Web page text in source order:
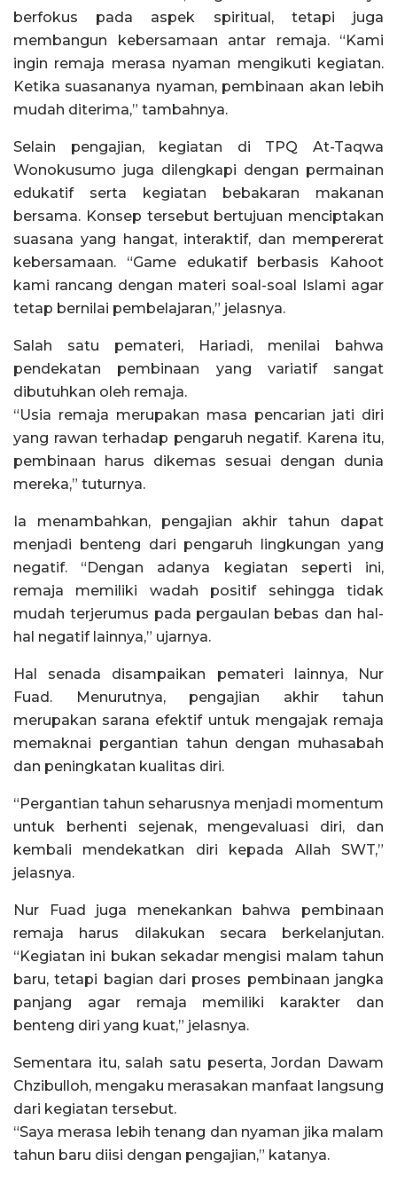
berfokus pada aspek spiritual, tetapi juga
membangun kebersamaan antar remaja. “Kami
ingin remaja merasa nyaman mengikuti kegiatan.
Ketika suasananya nyaman, pembinaan akan lebih
mudah diterima,” tambahnya.
Selain pengajian, kegiatan di TPQ At-Taqwa
Wonokusumo juga dilengkapi dengan permainan
edukatif serta kegiatan bebakaran makanan
bersama. Konsep tersebut bertujuan menciptakan
suasana yang hangat, interaktif, dan mempererat
kebersamaan. “Game edukatif berbasis Kahoot
kami rancang dengan materi soal-soal Islami agar
tetap bernilai pembelajaran,” jelasnya.
Salah satu pemateri, Hariadi, menilai bahwa
pendekatan pembinaan yang variatif sangat
dibutuhkan oleh remaja.
“Usia remaja merupakan masa pencarian jati diri
yang rawan terhadap pengaruh negatif. Karena itu,
pembinaan harus dikemas sesuai dengan dunia
mereka,” tuturnya.
Ia menambahkan, pengajian akhir tahun dapat
menjadi benteng dari pengaruh lingkungan yang
negatif. “Dengan adanya kegiatan seperti ini,
remaja memiliki wadah positif sehingga tidak
mudah terjerumus pada pergaulan bebas dan hal-
hal negatif lainnya,” ujarnya.
Hal senada disampaikan pemateri lainnya, Nur
Fuad. Menurutnya, pengajian akhir tahun
merupakan sarana efektif untuk mengajak remaja
memaknai pergantian tahun dengan muhasabah
dan peningkatan kualitas diri.
“Pergantian tahun seharusnya menjadi momentum
untuk berhenti sejenak, mengevaluasi diri, dan
kembali mendekatkan diri kepada Allah SWT,”
jelasnya.
Nur Fuad juga menekankan bahwa pembinaan
remaja harus dilakukan secara berkelanjutan.
“Kegiatan ini bukan sekadar mengisi malam tahun
baru, tetapi bagian dari proses pembinaan jangka
panjang agar remaja memiliki karakter dan
benteng diri yang kuat,” jelasnya.
Sementara itu, salah satu peserta, Jordan Dawam
Chzibulloh, mengaku merasakan manfaat langsung
dari kegiatan tersebut.
“Saya merasa lebih tenang dan nyaman jika malam
tahun baru diisi dengan pengajian,” katanya.